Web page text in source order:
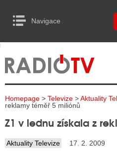
Navigace
RADIA
TELEVIZE
INTERNET
TISK
to Content
Homepage > Televize >Aktuality
reklamy téměř 5 miliónů
Z1 v lednu získala z
Aktuality Televize 17. 2. 2009